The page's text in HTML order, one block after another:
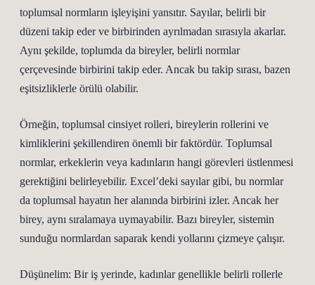
toplumsal normların işleyişini yansıtır. Sayılar, belirli bir
düzeni takip eder ve birbirinden ayrılmadan sırasıyla akarlar.
Aynı şekilde, toplumda da bireyler, belirli normlar
çerçevesinde birbirini takip eder. Ancak bu takip sırası, bazen
eşitsizliklerle örülü olabilir.
Örneğin, toplumsal cinsiyet rolleri, bireylerin rollerini ve
kimliklerini şekillendiren önemli bir faktördür. Toplumsal
normlar, erkeklerin veya kadınların hangi görevleri üstlenmesi
gerektiğini belirleyebilir. Excel’deki sayılar gibi, bu normlar
da toplumsal hayatın her alanında birbirini izler. Ancak her
birey, aynı sıralamaya uymayabilir. Bazı bireyler, sistemin
sunduğu normlardan saparak kendi yollarını çizmeye çalışır.
Düşünelim: Bir iş yerinde, kadınlar genellikle belirli rollerle